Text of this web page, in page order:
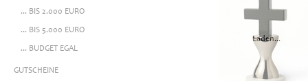
... BIS 2.000 EURO
... BIS 5.000 EURO
... BUDGET EGAL
GUTSCHEINE
Laden...